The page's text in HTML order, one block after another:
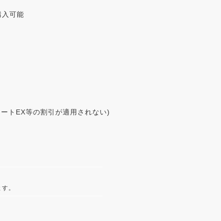
可能
トEX等の割引が適用されない)
。